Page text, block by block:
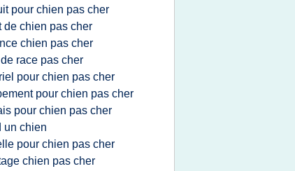
pour chien pas cher
de chien pas cher
chien pas cher
race pas cher
pour chien pas cher
pour chien pas cher
pour chien pas cher
un chien
pour chien pas cher
chien pas cher